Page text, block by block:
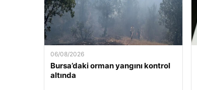
06/08/2026
Bursa’daki orman yangını kontrol
altında